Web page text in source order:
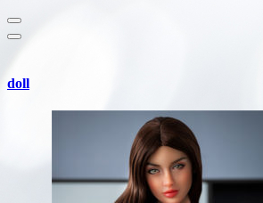
doll